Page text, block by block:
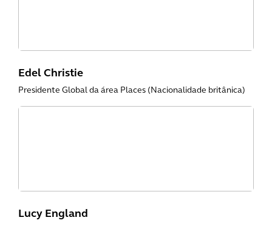
Edel Christie
Presidente Global da área Places (Nacionalidade britânica)
Lucy England